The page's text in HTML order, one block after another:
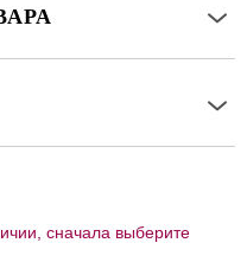
сначала выберите